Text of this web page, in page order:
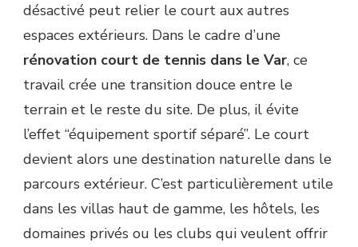
désactivé peut relier le court aux autres
espaces extérieurs. Dans le cadre d’une
rénovation court de tennis dans le Var, ce
travail crée une transition douce entre le
terrain et le reste du site. De plus, il évite
l’effet “équipement sportif séparé”. Le court
devient alors une destination naturelle dans le
parcours extérieur. C’est particulièrement utile
dans les villas haut de gamme, les hôtels, les
domaines privés ou les clubs qui veulent offrir